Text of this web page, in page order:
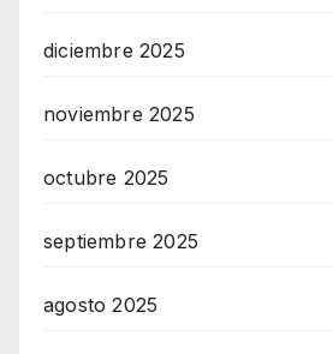
diciembre 2025
noviembre 2025
octubre 2025
septiembre 2025
agosto 2025